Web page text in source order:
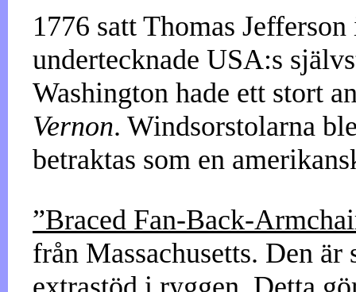
1776 satt Thomas
undertecknade USA:s
Washington hade ett stort
Vernon. Windsorstolarna
betraktas som en
”Braced Fan-Back-
från Massachusetts. Den